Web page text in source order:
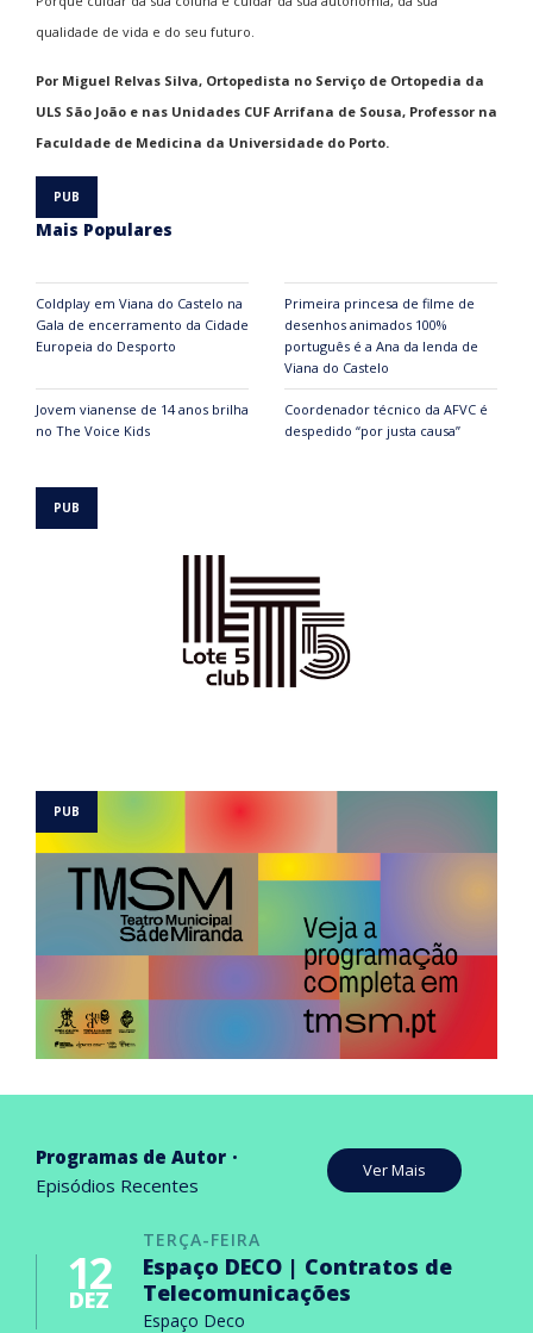
qualidade de vida e do seu futuro.
Por Miguel Relvas Silva, Ortopedista no Serviço de Ortopedia da
ULS São João e nas Unidades CUF Arrifana de Sousa, Professor na
Faculdade de Medicina da Universidade do Porto.
Mais Populares
Coldplay em Viana do Castelo na
Gala de encerramento da Cidade
Europeia do Desporto
Primeira princesa de filme de
desenhos animados 100%
português é a Ana da lenda de
Viana do Castelo
Jovem vianense de 14 anos brilha
no The Voice Kids
Coordenador técnico da AFVC é
despedido “por justa causa”
Programas de Autor
Episódios Recentes
Ver Mais
TERÇA-FEIRA
12
DEZ
Espaço DECO | Contratos de
Telecomunicações
Espaço Deco